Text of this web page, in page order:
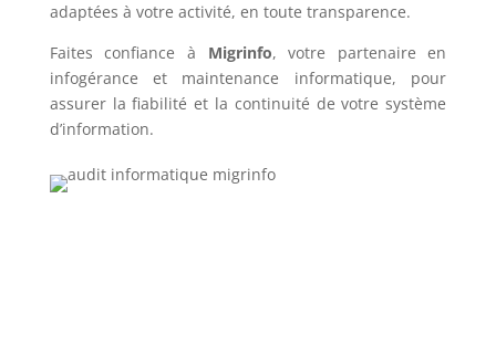
adaptées à votre activité, en toute transparence.
Faites confiance à Migrinfo, votre partenaire en
infogérance et maintenance informatique, pour
assurer la fiabilité et la continuité de votre système
d’information.